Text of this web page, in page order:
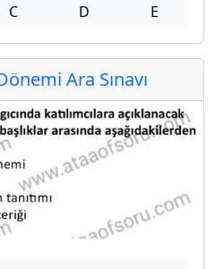
C D E
Ara Sınavı